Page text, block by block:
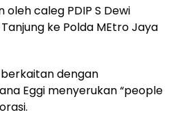
oleh caleg PDIP S Dewi
ke Polda MEtro Jaya
dengan
Eggi menyerukan “people